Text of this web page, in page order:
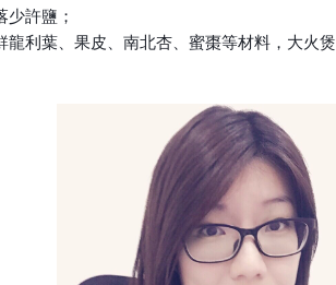
少許鹽；
龍利葉、果皮、南北杏、蜜棗等材料，大火